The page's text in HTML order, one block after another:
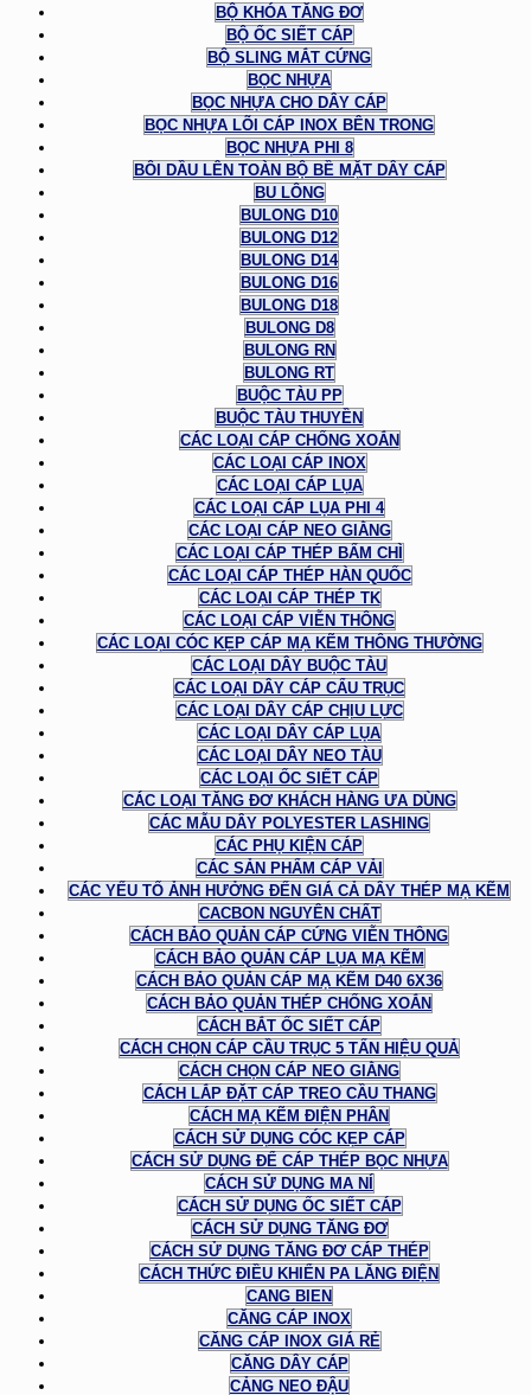
BỘ KHÓA TĂNG ĐƠ
BỘ ỐC SIẾT CÁP
BỘ SLING MẮT CỨNG
BỌC NHỰA
BỌC NHỰA CHO DÂY CÁP
BỌC NHỰA LÕI CÁP INOX BÊN TRONG
BỌC NHỰA PHI 8
BÔI DẦU LÊN TOÀN BỘ BỀ MẶT DÂY CÁP
BU LÔNG
BULONG D10
BULONG D12
BULONG D14
BULONG D16
BULONG D18
BULONG D8
BULONG RN
BULONG RT
BUỘC TÀU PP
BUỘC TÀU THUYỀN
CÁC LOẠI CÁP CHỐNG XOẮN
CÁC LOẠI CÁP INOX
CÁC LOẠI CÁP LỤA
CÁC LOẠI CÁP LỤA PHI 4
CÁC LOẠI CÁP NEO GIẰNG
CÁC LOẠI CÁP THÉP BẤM CHÌ
CÁC LOẠI CÁP THÉP HÀN QUỐC
CÁC LOẠI CÁP THÉP TK
CÁC LOẠI CÁP VIỄN THÔNG
CÁC LOẠI CÓC KẸP CÁP MẠ KẼM THÔNG THƯỜNG
CÁC LOẠI DÂY BUỘC TÀU
CÁC LOẠI DÂY CÁP CẨU TRỤC
CÁC LOẠI DÂY CÁP CHỊU LỰC
CÁC LOẠI DÂY CÁP LỤA
CÁC LOẠI DÂY NEO TÀU
CÁC LOẠI ỐC SIẾT CÁP
CÁC LOẠI TĂNG ĐƠ KHÁCH HÀNG ƯA DÙNG
CÁC MẪU DÂY POLYESTER LASHING
CÁC PHỤ KIỆN CÁP
CÁC SẢN PHẨM CÁP VẢI
CÁC YẾU TỐ ẢNH HƯỞNG ĐẾN GIÁ CẢ DÂY THÉP MẠ KẼM
CACBON NGUYÊN CHẤT
CÁCH BẢO QUẢN CÁP CỨNG VIỄN THÔNG
CÁCH BẢO QUẢN CÁP LỤA MẠ KẼM
CÁCH BẢO QUẢN CÁP MẠ KẼM D40 6X36
CÁCH BẢO QUẢN THÉP CHỐNG XOẮN
CÁCH BẮT ỐC SIẾT CÁP
CÁCH CHỌN CÁP CẦU TRỤC 5 TẤN HIỆU QUẢ
CÁCH CHỌN CÁP NEO GIẰNG
CÁCH LẮP ĐẶT CÁP TREO CẦU THANG
CÁCH MẠ KẼM ĐIỆN PHÂN
CÁCH SỬ DỤNG CÓC KẸP CÁP
CÁCH SỬ DỤNG ĐỂ CÁP THÉP BỌC NHỰA
CÁCH SỬ DỤNG MA NÍ
CÁCH SỬ DỤNG ỐC SIẾT CÁP
CÁCH SỬ DỤNG TĂNG ĐƠ
CÁCH SỬ DỤNG TĂNG ĐƠ CÁP THÉP
CÁCH THỨC ĐIỀU KHIỂN PA LĂNG ĐIỆN
CANG BIEN
CĂNG CÁP INOX
CĂNG CÁP INOX GIÁ RẺ
CĂNG DÂY CÁP
CẢNG NEO ĐẬU